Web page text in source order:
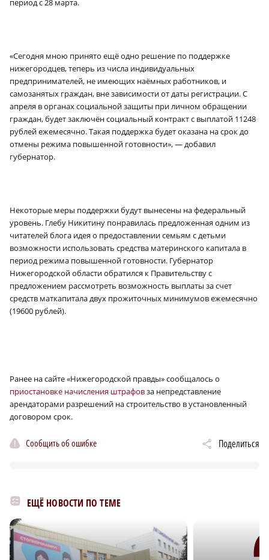
период с 28 марта.
«Сегодня мною принято ещё одно решение по поддержке
нижегородцев, теперь из числа индивидуальных
предпринимателей, не имеющих наёмных работников, и
самозанятых граждан, вне зависимости от даты регистрации. С
апреля в органах социальной защиты при личном обращении
граждан, будет заключён социальный контракт с выплатой 11248
рублей ежемесячно. Такая поддержка будет оказана на срок до
отмены режима повышенной готовности», — добавил
губернатор.
Некоторые меры поддержки будут вынесены на федеральный
уровень. Глебу Никитину понравилась предложенная одним из
читателей блога идея о предоставлении семьям с детьми
возможности использовать средства материнского капитала в
период режима повышенной готовности. Губернатор
Нижегородской области обратился к Правительству с
предложением рассмотреть возможность выплаты за счет
средств маткапитала двух прожиточных минимумов ежемесячно
(19600 рублей).
Ранее на сайте «Нижегородской правды» сообщалось о
приостановке начисления штрафовза непредставление
арендаторами разрешений на строительство в установленный
договором срок.
Сообщить об ошибке Поделиться
ЕЩЁ НОВОСТИ ПО ТЕМЕ